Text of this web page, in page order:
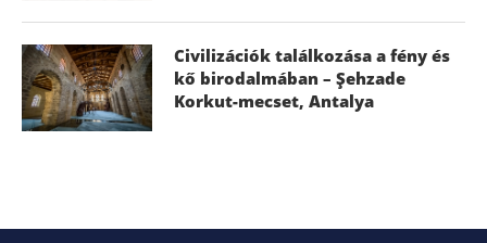
Civilizációk találkozása a fény és
kő birodalmában – Şehzade
Korkut-mecset, Antalya